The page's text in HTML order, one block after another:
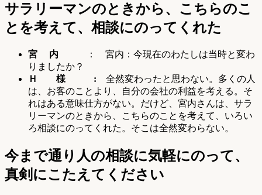
サラリーマンのときから、こちらのこ
とを考えて、相談にのってくれた
宮 内 ： 宮内：今現在のわたしは当時と変わ
りましたか？
Ｈ 様 : 全然変わったと思わない。多くの人
は、お客のことより、自分の会社の利益を考える。そ
れはある意味仕方がない。だけど、宮内さんは、サラ
リーマンのときから、こちらのことを考えて、いろい
ろ相談にのってくれた。そこは全然変わらない。
今まで通り人の相談に気軽にのって、
真剣にこたえてください